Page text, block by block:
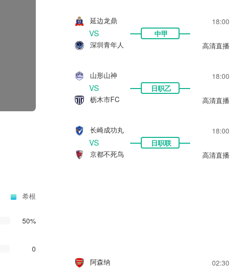
希根
50%
0
延边龙鼎 18:00
VS
中甲
深圳青年人
高清直播
山形山神 18:00
VS
日职乙
枥木市FC
高清直播
长崎成功丸 18:00
VS
日职联
京都不死鸟
高清直播
阿森纳 02:30